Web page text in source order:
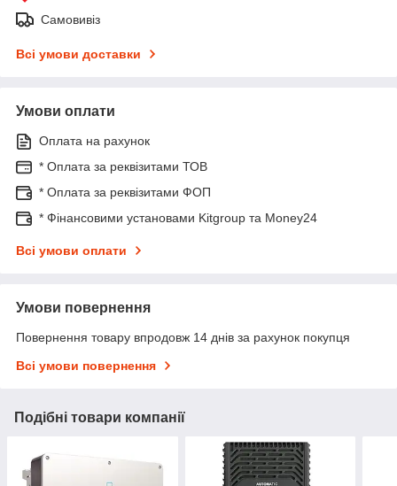
Самовивіз
Всі умови доставки
Умови оплати
Оплата на рахунок
* Оплата за реквізитами ТОВ
* Оплата за реквізитами ФОП
* Фінансовими установами Kitgroup та Money24
Всі умови оплати
Умови повернення
Повернення товару впродовж 14 днів за рахунок покупця
Всі умови повернення
Подібні товари компанії